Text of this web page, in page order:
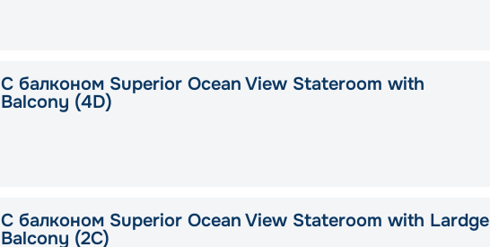
С балконом Superior Ocean View Stateroom with
Balcony (4D)
С балконом Superior Ocean View Stateroom with Lardge
Balcony (2C)